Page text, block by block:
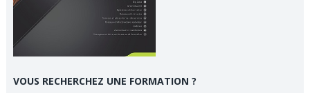
VOUS RECHERCHEZ UNE FORMATION ?